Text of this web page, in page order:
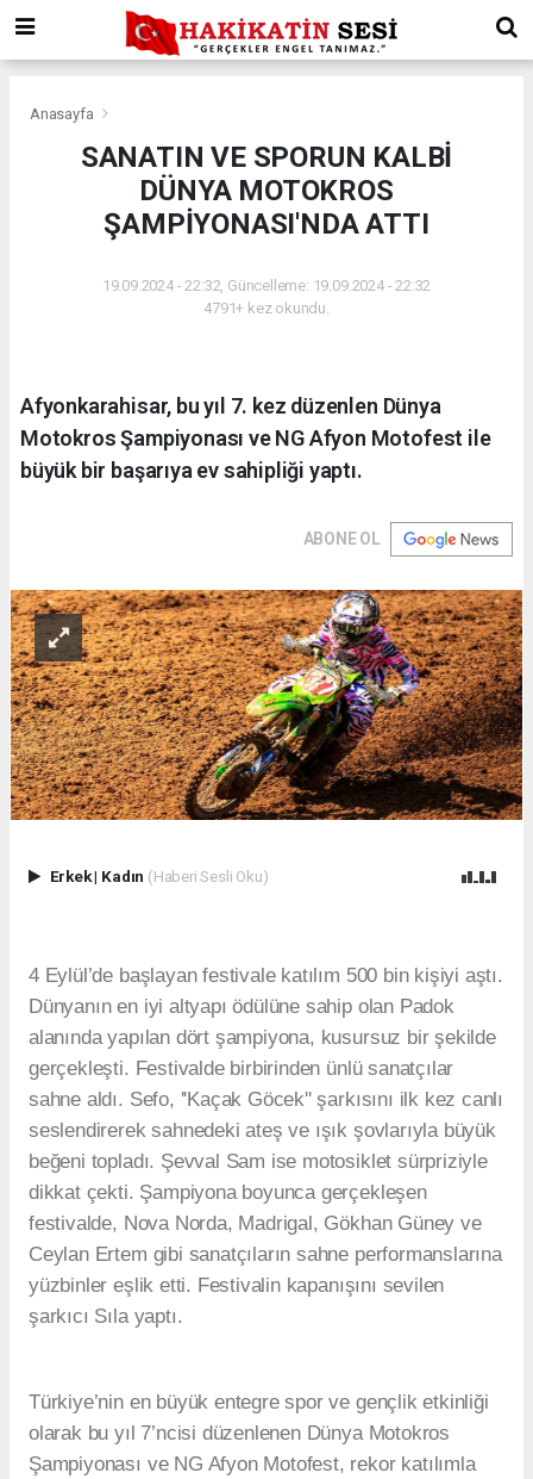
Anasayfa
SANATIN VE SPORUN KALBİ
DÜNYA MOTOKROS
ŞAMPİYONASI'NDA ATTI
19.09.2024 - 22:32, Güncelleme: 19.09.2024 - 22:32
4791+ kez okundu.
Afyonkarahisar, bu yıl 7. kez düzenlen Dünya
Motokros Şampiyonası ve NG Afyon Motofest ile
büyük bir başarıya ev sahipliği yaptı.
ABONE OL
Erkek| Kadın (Haberi Sesli Oku)
4 Eylül’de başlayan festivale katılım 500 bin kişiyi aştı.
Dünyanın en iyi altyapı ödülüne sahip olan Padok
alanında yapılan dört şampiyona, kusursuz bir şekilde
gerçekleşti. Festivalde birbirinden ünlü sanatçılar
sahne aldı. Sefo, ''Kaçak Göcek'' şarkısını ilk kez canlı
seslendirerek sahnedeki ateş ve ışık şovlarıyla büyük
beğeni topladı. Şevval Sam ise motosiklet sürpriziyle
dikkat çekti. Şampiyona boyunca gerçekleşen
festivalde, Nova Norda, Madrigal, Gökhan Güney ve
Ceylan Ertem gibi sanatçıların sahne performanslarına
yüzbinler eşlik etti. Festivalin kapanışını sevilen
şarkıcı Sıla yaptı.
Türkiye’nin en büyük entegre spor ve gençlik etkinliği
olarak bu yıl 7’ncisi düzenlenen Dünya Motokros
Şampiyonası ve NG Afyon Motofest, rekor katılımla